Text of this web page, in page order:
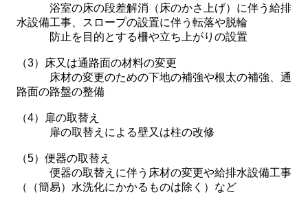
浴室の床の段差解消（床のかさ上げ）に伴う給排
水設備工事、スロープの設置に伴う転落や脱輪
防止を目的とする柵や立ち上がりの設置
（3）床又は通路面の材料の変更
床材の変更のための下地の補強や根太の補強、通
路面の路盤の整備
（4）扉の取替え
扉の取替えによる壁又は柱の改修
（5）便器の取替え
便器の取替えに伴う床材の変更や給排水設備工事
（（簡易）水洗化にかかるものは除く）など​